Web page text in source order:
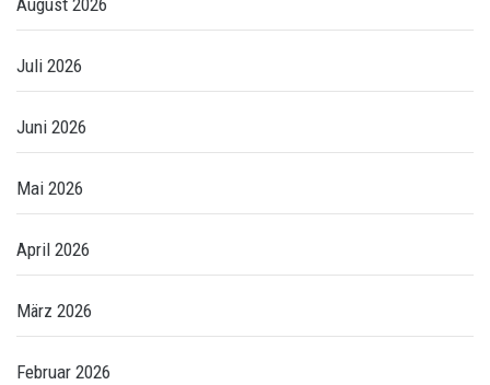
August 2026
Juli 2026
Juni 2026
Mai 2026
April 2026
März 2026
Februar 2026